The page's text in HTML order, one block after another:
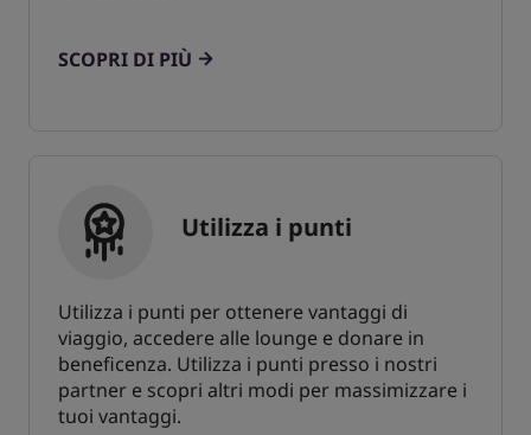
SCOPRI DI PIÙ
Utilizza i punti
Utilizza i punti per ottenere vantaggi di
viaggio, accedere alle lounge e donare in
beneficenza. Utilizza i punti presso i nostri
partner e scopri altri modi per massimizzare i
tuoi vantaggi.